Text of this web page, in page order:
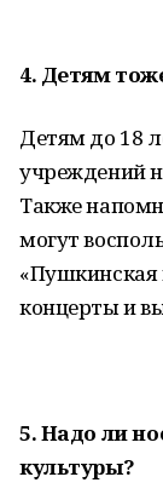
4. Детям
Детям до 18
учреждений
Также
могут
«Пушкинская
концерты и
5. Надо ли
культуры?